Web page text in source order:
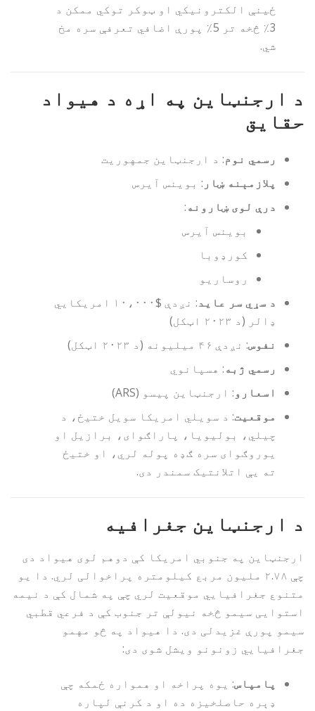
ځینې الکترونیکي او ټوکر توکي ممکن د
3٪ څخه تر 5٪ پورې اضافي تعرفې سره مخ
شي.
د ارجنټاین په اړه د هیواد
حقایق
رسمي نوم: د ارجنټاین جمهوریت
پلازمېنه ښار : بوینس آیرس
درې لوی ښارونه:
بوینس آیرس
کورډوبا
روساریو
د سړي سر عاید
: نږدې $۱۰،۰۰۰ امریکایي
ډالر (د ۲۰۲۳ اټکل)
نفوس: نږدې ۴۶ میلیونه (د ۲۰۲۳ اټکل)
رسمي ژبه: هسپانوي
اسعارو: ارجنټاین پیسو (ARS)
موقعیت: د سویلي امریکا سویل ختیځ، د
چیلي، بولیویا، پاراګوای، برازیل او
یوروګوای سره ګډه پوله لري، او ختیځ
ته یې اتلانتیک سمندر دی.
د ارجنټاین جغرافیه
ارجنټاین په جنوبي امریکا کې دوهم لوی هیواد دی
چې ۲.۷۸ ملیون مربع کیلومتره پراخوالی لري. دا یو
متنوع جغرافیایي موقعیت لري چې په شمال کې د نیمه
استوایی سیمو څخه نیولې تر جنوب کې د فرعي قطبي
سیمو پورې غزیدلی دی. دا هیواد په څو مهمو
جغرافیایي زونونو ویشل شوی دی:
پامپاس: یوه پراخه او همواره ځمکه چې
ډېره حاصلخیزه ده او د کرنې لپاره